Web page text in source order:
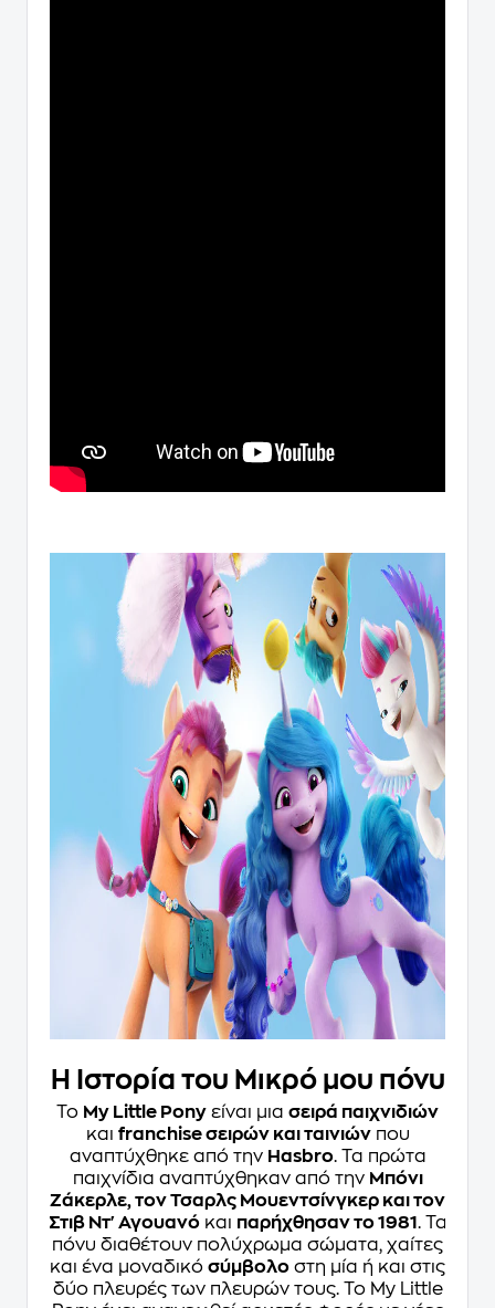
Η Ιστορία του Μικρό μου πόνυ
Το My Little Pony είναι μια σειρά παιχνιδιών
και franchise σειρών και ταινιώνπου
αναπτύχθηκε από την Hasbro. Τα πρώτα
παιχνίδια αναπτύχθηκαν από την Μπόνι
Ζάκερλε, τον Τσαρλς Μουεντσίνγκερ και τον
Στιβ Ντ' Αγουανόκαι παρήχθησαν το 1981. Τα
πόνυ διαθέτουν πολύχρωμα σώματα, χαίτες
και ένα μοναδικό σύμβολο στη μία ή και στις
δύο πλευρές των πλευρών τους. Το My Little